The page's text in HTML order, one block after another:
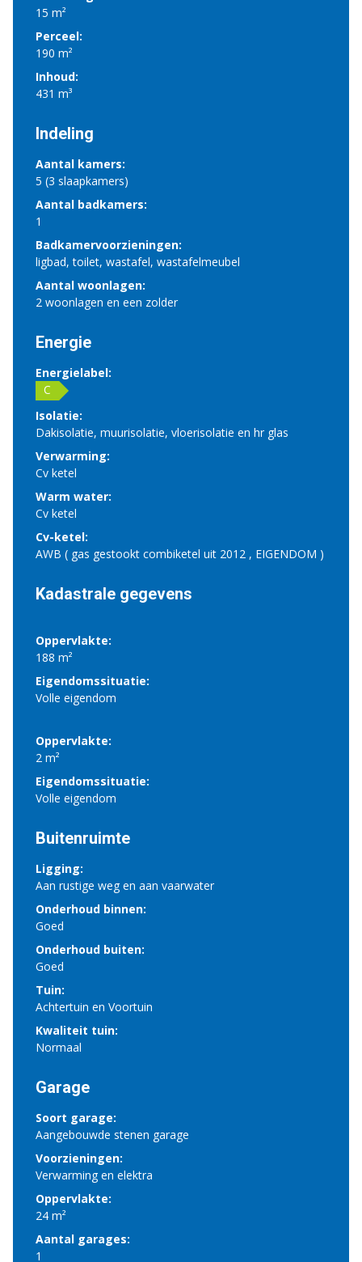
15 m²
Perceel:
190 m²
Inhoud:
431 m³
Indeling
Aantal kamers:
5 (3 slaapkamers)
Aantal badkamers:
1
Badkamervoorzieningen:
ligbad, toilet, wastafel, wastafelmeubel
Aantal woonlagen:
2 woonlagen en een zolder
Energie
Energielabel:
C
Isolatie:
Dakisolatie, muurisolatie, vloerisolatie en hr glas
Verwarming:
Cv ketel
Warm water:
Cv ketel
Cv-ketel:
AWB ( gas gestookt combiketel uit 2012 , EIGENDOM )
Kadastrale gegevens
Oppervlakte:
188 m²
Eigendomssituatie:
Volle eigendom
Oppervlakte:
2 m²
Eigendomssituatie:
Volle eigendom
Buitenruimte
Ligging:
Aan rustige weg en aan vaarwater
Onderhoud binnen:
Goed
Onderhoud buiten:
Goed
Tuin:
Achtertuin en Voortuin
Kwaliteit tuin:
Normaal
Garage
Soort garage:
Aangebouwde stenen garage
Voorzieningen:
Verwarming en elektra
Oppervlakte:
24 m²
Aantal garages:
1